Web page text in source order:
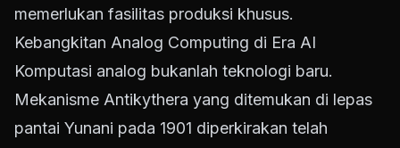
memerlukan fasilitas produksi khusus.
Kebangkitan Analog Computing di Era AI
Komputasi analog bukanlah teknologi baru.
Mekanisme Antikythera yang ditemukan di lepas
pantai Yunani pada 1901 diperkirakan telah